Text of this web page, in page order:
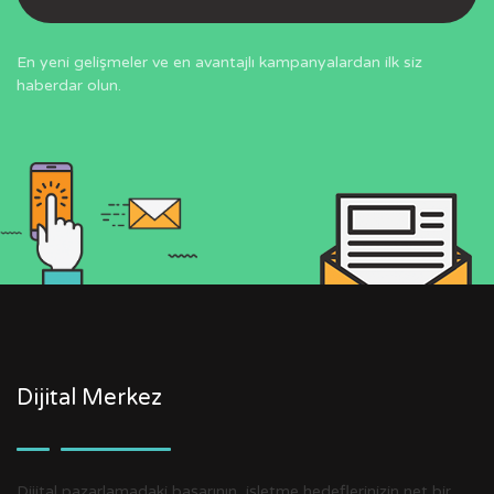
En yeni gelişmeler ve en avantajlı kampanyalardan ilk siz
haberdar olun.
Dijital Merkez